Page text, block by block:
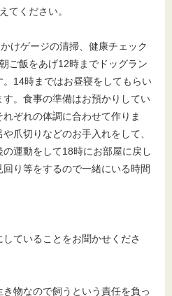
ください。
けゲージの清掃、健康チェック
ご飯をあげ12時までドッグラン
14時まではお昼寝をしてもらい
。食事の準備はお預かりしてい
ぞれの体調に合わせて作りま
爪切りなどのお手入れをして、
運動をして18時にお部屋に戻し
り等をするので一緒にいる時間
ていることをお聞かせくださ
物なので飼うという責任を負っ